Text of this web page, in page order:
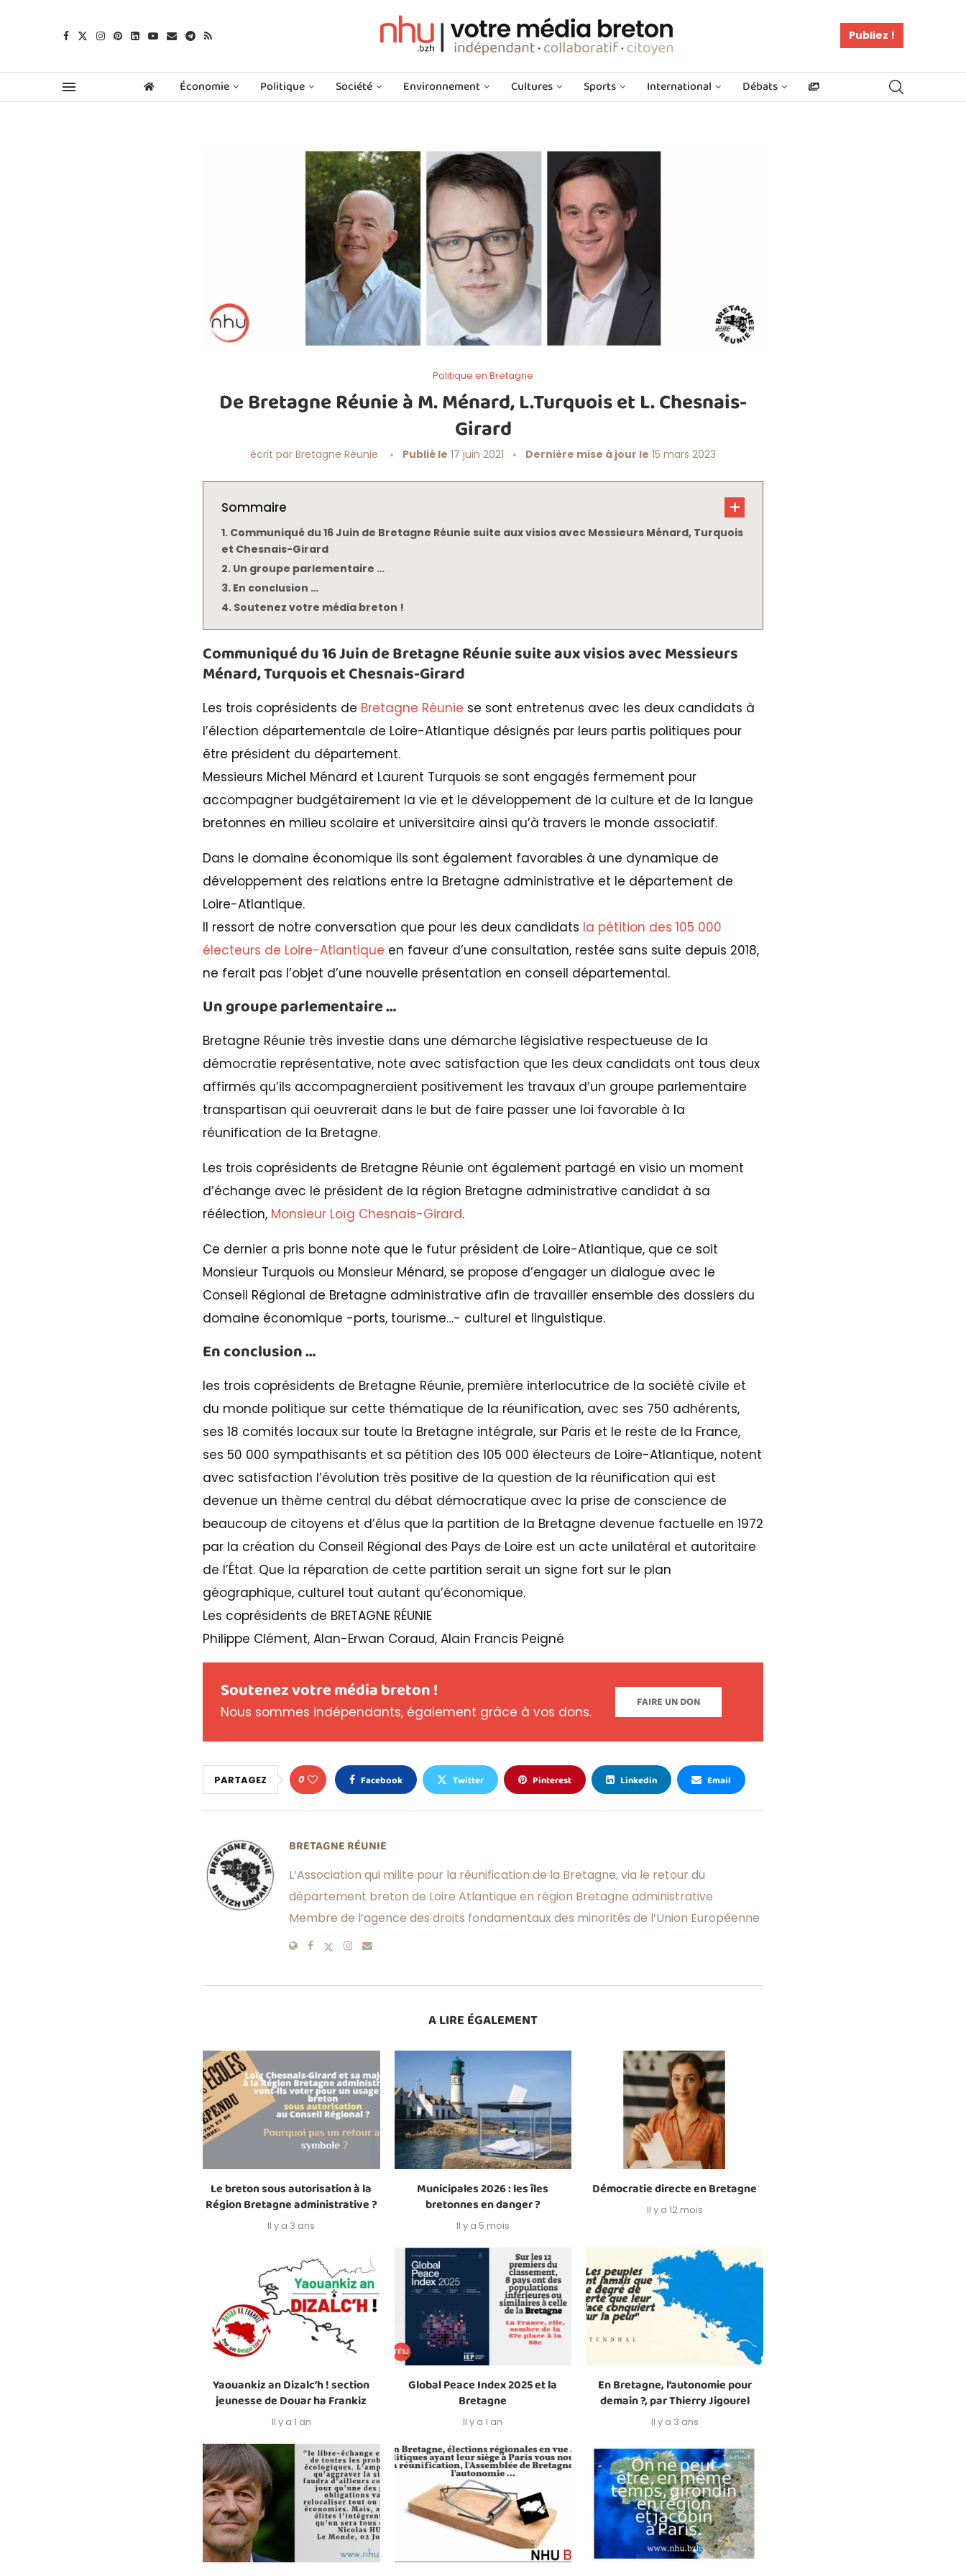
Publiez !
Économie Politique Société Environnement Cultures Sports International Débats
Politique en Bretagne
De Bretagne Réunie à M. Ménard, L.Turquois et L. Chesnais-
Girard
écrit par Bretagne Réunie Publié le 17 juin 2021 Dernière mise à jour le 15 mars 2023
Sommaire
Communiqué du 16 Juin de Bretagne Réunie suite aux visios avec Messieurs Ménard, Turquois
et Chesnais-Girard
Un groupe parlementaire …
En conclusion …
Soutenez votre média breton !
Communiqué du 16 Juin de Bretagne Réunie suite aux visios avec Messieurs
Ménard, Turquois et Chesnais-Girard
Les trois coprésidents de Bretagne Réunie se sont entretenus avec les deux candidats à
l’élection départementale de Loire-Atlantique désignés par leurs partis politiques pour
être président du département.
Messieurs Michel Ménard et Laurent Turquois se sont engagés fermement pour
accompagner budgétairement la vie et le développement de la culture et de la langue
bretonnes en milieu scolaire et universitaire ainsi qu’à travers le monde associatif.
Dans le domaine économique ils sont également favorables à une dynamique de
développement des relations entre la Bretagne administrative et le département de
Loire-Atlantique.
Il ressort de notre conversation que pour les deux candidats la pétition des 105 000
électeurs de Loire-Atlantique en faveur d’une consultation, restée sans suite depuis 2018,
ne ferait pas l’objet d’une nouvelle présentation en conseil départemental.
Un groupe parlementaire …
Bretagne Réunie très investie dans une démarche législative respectueuse de la
démocratie représentative, note avec satisfaction que les deux candidats ont tous deux
affirmés qu’ils accompagneraient positivement les travaux d’un groupe parlementaire
transpartisan qui oeuvrerait dans le but de faire passer une loi favorable à la
réunification de la Bretagne.
Les trois coprésidents de Bretagne Réunie ont également partagé en visio un moment
d’échange avec le président de la région Bretagne administrative candidat à sa
réélection, Monsieur Loïg Chesnais-Girard.
Ce dernier a pris bonne note que le futur président de Loire-Atlantique, que ce soit
Monsieur Turquois ou Monsieur Ménard, se propose d’engager un dialogue avec le
Conseil Régional de Bretagne administrative afin de travailler ensemble des dossiers du
domaine économique -ports, tourisme…- culturel et linguistique.
En conclusion …
les trois coprésidents de Bretagne Réunie, première interlocutrice de la société civile et
du monde politique sur cette thématique de la réunification, avec ses 750 adhérents,
ses 18 comités locaux sur toute la Bretagne intégrale, sur Paris et le reste de la France,
ses 50 000 sympathisants et sa pétition des 105 000 électeurs de Loire-Atlantique, notent
avec satisfaction l’évolution très positive de la question de la réunification qui est
devenue un thème central du débat démocratique avec la prise de conscience de
beaucoup de citoyens et d’élus que la partition de la Bretagne devenue factuelle en 1972
par la création du Conseil Régional des Pays de Loire est un acte unilatéral et autoritaire
de l’État. Que la réparation de cette partition serait un signe fort sur le plan
géographique, culturel tout autant qu’économique.
Les coprésidents de BRETAGNE RÉUNIE
Philippe Clément, Alan-Erwan Coraud, Alain Francis Peigné
Soutenez votre média breton !
Nous sommes indépendants, également grâce à vos dons.
FAIRE UN DON
PARTAGEZ 0 Facebook Twitter Pinterest Linkedin Email
BRETAGNE RÉUNIE
L’Association qui milite pour la réunification de la Bretagne, via le retour du
département breton de Loire Atlantique en région Bretagne administrative
Membre de l’agence des droits fondamentaux des minorités de l’Union Européenne
A LIRE ÉGALEMENT
Le breton sous autorisation à la
Région Bretagne administrative ?
Il y a 3 ans
Municipales 2026 : les îles
bretonnes en danger ?
Il y a 5 mois
Démocratie directe en Bretagne
Il y a 12 mois
Yaouankiz an Dizalc’h ! section
jeunesse de Douar ha Frankiz
Il y a 1 an
Global Peace Index 2025 et la
Bretagne
Il y a 1 an
En Bretagne, l’autonomie pour
demain ?, par Thierry Jigourel
Il y a 3 ans